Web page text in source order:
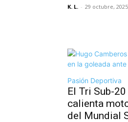
K. L. - 29 octubre,
Pasión Deportiva
El Tri Sub-
calienta
del Mundial